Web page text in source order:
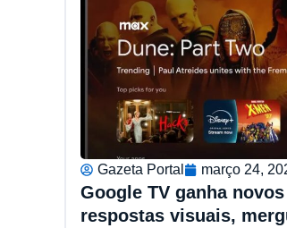
Gazeta Portal março 24,
Google TV ganha
respostas visuais,